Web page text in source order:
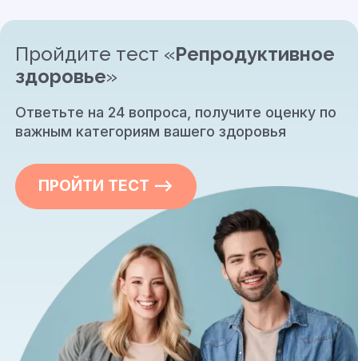
Пройдите тест «Репродуктивное
здоровье»
Ответьте на 24 вопроса, получите оценку по
важным категориям вашего здоровья
ПРОЙТИ ТЕСТ —>